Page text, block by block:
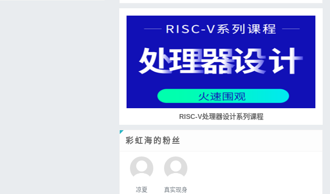
RISC-V处理器设计系列课程
彩虹海的粉丝
凉夏 真实现身